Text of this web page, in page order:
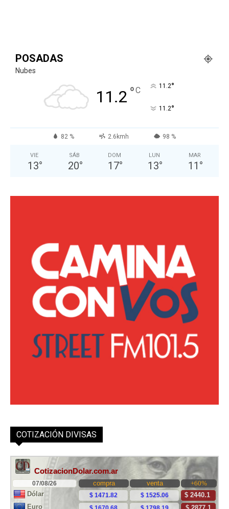
POSADAS
Nubes
11.2 °C 11.2°
11.2°
82 % 2.6kmh 98 %
VIE
13°
SÁB
20°
DOM
17°
LUN
13°
MAR
11 °
COTIZACIÓN DIVISAS